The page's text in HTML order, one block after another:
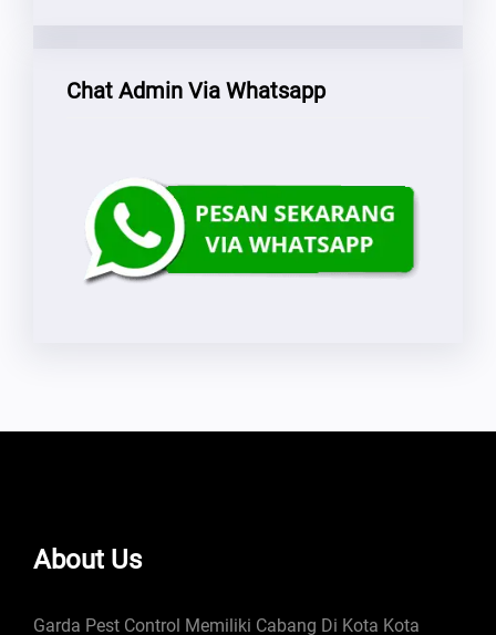
Chat Admin Via Whatsapp
About Us
Garda Pest Control Memiliki Cabang Di Kota Kota